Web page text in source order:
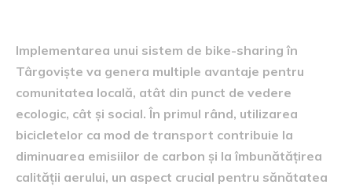
Implementarea unui sistem de bike-sharing în
Târgoviște va genera multiple avantaje pentru
comunitatea locală, atât din punct de vedere
ecologic, cât și social. În primul rând, utilizarea
bicicletelor ca mod de transport contribuie la
diminuarea emisiilor de carbon și la îmbunătățirea
calității aerului, un aspect crucial pentru sănătatea